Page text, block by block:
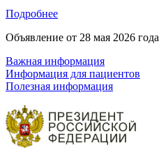
Подробнее
Объявление от 28 мая 2026 года
Важная информация
Информация для пациентов
Полезная информация